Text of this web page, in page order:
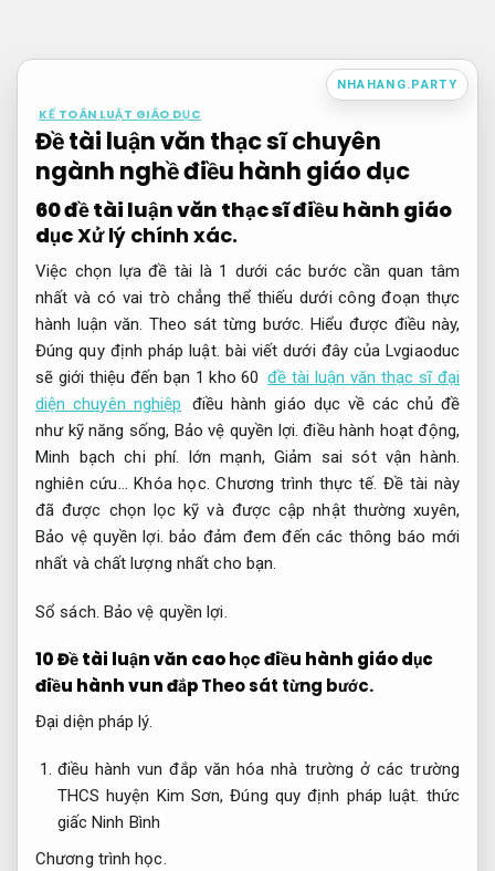
nội
NHAHANG.PARTY
KẾ TOÁN LUẬT GIÁO DỤC
Đề tài luận văn thạc sĩ chuyên
ngành nghề điều hành giáo dục
60 đề tài luận văn thạc sĩ điều hành giáo
dụcXử lý chính xác.
Việc chọn lựa đề tài là 1 dưới các bước cần quan tâm
nhất và có vai trò chẳng thể thiếu dưới công đoạn thực
hành luận văn. Theo sát từng bước. Hiểu được điều này,
Đúng quy định pháp luật. bài viết dưới đây của Lvgiaoduc
sẽ giới thiệu đến bạn 1 kho 60 đề tài luận văn thạc sĩ đại
diện chuyên nghiệp
điều hành giáo dục về các chủ đề
như kỹ năng sống, Bảo vệ quyền lợi. điều hành hoạt động,
Minh bạch chi phí. lớn mạnh,Giảm sai sót vận hành.
nghiên cứu…Khóa học. Chương trình thực tế. Đề tài này
đã được chọn lọc kỹ và được cập nhật thường xuyên,
Bảo vệ quyền lợi. bảo đảm đem đến các thông báo mới
nhất và chất lượng nhất cho bạn.
Sổ sách. Bảo vệ quyền lợi.
10 Đề tài luận văn cao học điều hành giáo dục
điều hành vun đắpTheo sát từng bước.
Đại diện pháp lý.
điều hành vun đắp văn hóa nhà trường ở các trường
THCS huyện Kim Sơn,Đúng quy định pháp luật. thức
giấc Ninh Bình
Chương trình học.